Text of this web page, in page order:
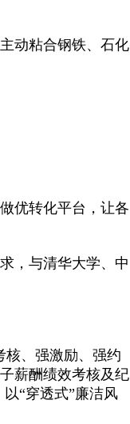
动粘合钢铁、石化
优转化平台，让各
，与清华大学、中
核、强激励、强约
薪酬绩效考核及纪
“穿透式”廉洁风